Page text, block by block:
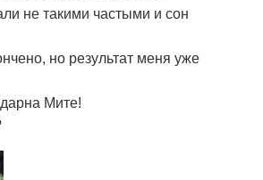
не такими частыми и сон
но результат меня уже
Мите!